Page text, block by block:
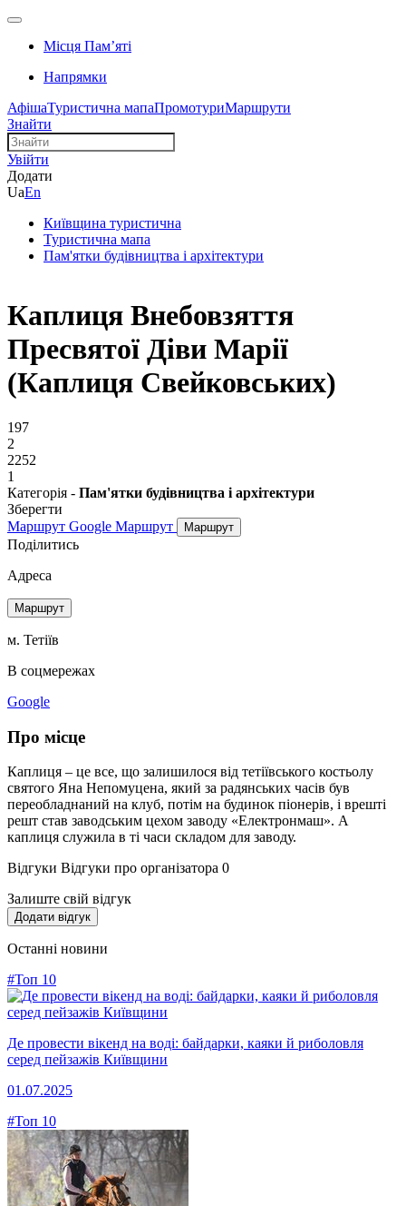
Місця Памʼяті
Напрямки
АфішаТуристична мапаПромотуриМаршрути
Знайти
Увійти
Додати
UaEn
Київщина туристична
Туристична мапа
Пам'ятки будівництва і архітектури
Каплиця Внебовзяття
Пресвятої Діви Марії
(Каплиця Свейковських)
197
2
2252
1
Категорія - Пам'ятки будівництва і архітектури
Зберегти
Маршрут Google Маршрут Маршрут
Поділитись
Адреса
Маршрут
м. Тетіїв
В соцмережах
Google
Про місце
Каплиця – це все, що залишилося від тетіївського костьолу
святого Яна Непомуцена, який за радянських часів був
переобладнаний на клуб, потім на будинок піонерів, і врешті
решт став заводським цехом заводу «Електронмаш». А
каплиця служила в ті часи складом для заводу.
Відгуки Відгуки про організатора 0
Залиште свій відгук
Додати відгук
Останні новини
#Топ 10
Де провести вікенд на воді: байдарки, каяки й риболовля
серед пейзажів Київщини
01.07.2025
#Топ 10